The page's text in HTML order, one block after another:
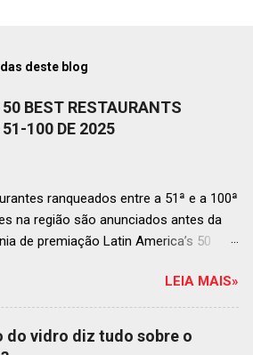
deste blog
BEST RESTAURANTS
100 DE 2025
ranqueados entre a 51ª e a 100ª
na região são anunciados antes da
de premiação Latin America’s 50
em Antígua, Guatemala
do Origem, o brasileiro mais
na lista estendida O Latin
50 Best Restaurants anunciou hoje a
LEIA MAIS»
do vidro diz tudo sobre o